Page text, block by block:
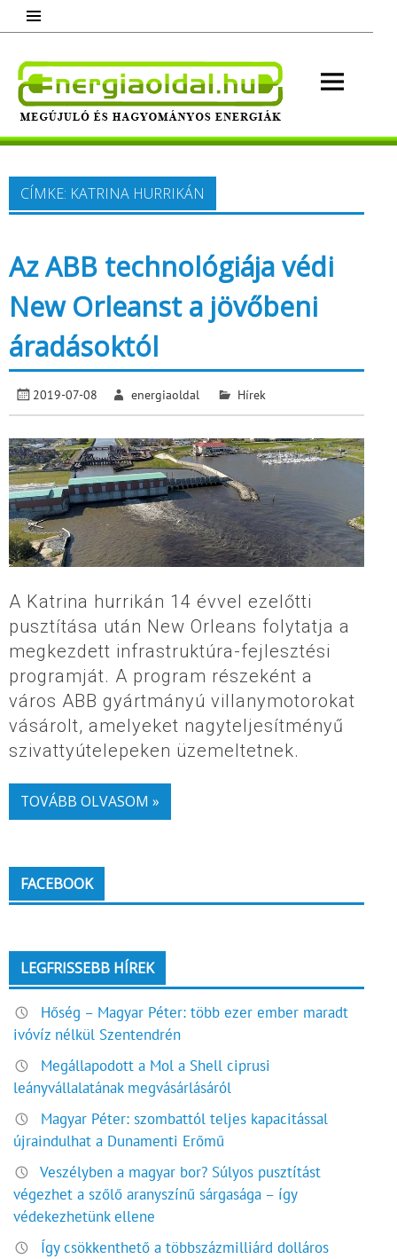
content
Megújuló és hagyományos energiák.
Minden, ami energia!
CÍMKE: KATRINA HURRIKÁN
Az ABB technológiája védi
New Orleanst a jövőbeni
áradásoktól
2019-07-08 energiaoldal Hírek
A Katrina hurrikán 14 évvel ezelőtti
pusztítása után New Orleans folytatja a
megkezdett infrastruktúra-fejlesztési
programját. A program részeként a
város ABB gyártmányú villanymotorokat
vásárolt, amelyeket nagyteljesítményű
szivattyútelepeken üzemeltetnek.
TOVÁBB OLVASOM »
FACEBOOK
LEGFRISSEBB HÍREK
Hőség – Magyar Péter: több ezer ember maradt
ivóvíz nélkül Szentendrén
Megállapodott a Mol a Shell ciprusi
leányvállalatának megvásárlásáról
Magyar Péter: szombattól teljes kapacitással
újraindulhat a Dunamenti Erőmű
Veszélyben a magyar bor? Súlyos pusztítást
végezhet a szőlő aranyszínű sárgasága – így
védekezhetünk ellene
Így csökkenthető a többszázmilliárd dolláros